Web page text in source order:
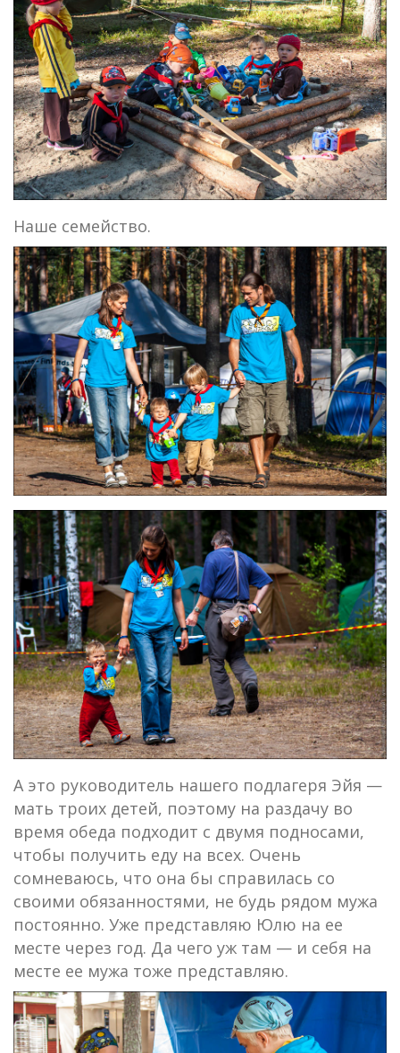
Наше семейство.
А это руководитель нашего подлагеря Эйя —
мать троих детей, поэтому на раздачу во
время обеда подходит с двумя подносами,
чтобы получить еду на всех. Очень
сомневаюсь, что она бы справилась со
своими обязанностями, не будь рядом мужа
постоянно. Уже представляю Юлю на ее
месте через год. Да чего уж там — и себя на
месте ее мужа тоже представляю.